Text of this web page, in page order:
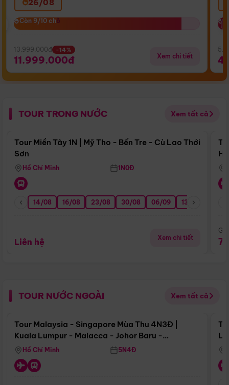
26/08
Còn 9/10 chỗ
Còn 9/10 chỗ
13.999.000đ -14%
11.999.000đ Xem chi tiết
TOUR TRONG NƯỚC Xem tất cả
Điểm nổi bật
Tour Miền Tây 1N | Mỹ Tho - Bến Tre - Cù Lao Thới
Sơn
Hồ Chí Minh 1N0Đ
14/08 16/08 23/08 30/08 06/09 13/09
Liên hệ Xem chi tiết
TOUR NƯỚC NGOÀI Xem tất cả
Điểm nổi bật
Tour Malaysia - Singapore Mùa Thu 4N3Đ |
Kuala Lumpur - Malacca - Johor Baru -
Singapore
Hồ Chí Minh 5N4Đ